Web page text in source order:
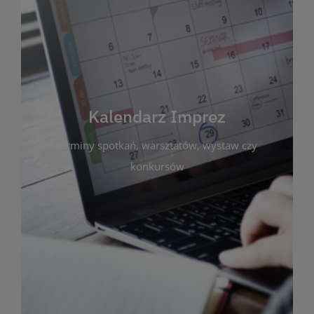
Kalendarz Imprez
terminy spotkań, warsztatów, wystaw czy
konkursów
Kalendarz Imprez
Zakładka ta gromadzi wszystkie planowane
wydarzenia kulturalne i edukacyjne organizowane
przez bibliotekę. Możesz tu sprawdzić terminy
spotkań, warsztatów, wystaw czy konkursów.
Dzięki przejrzystemu kalendarzowi łatwo
zaplanujesz udział w interesujących Cię
wydarzeniach. Aktualizujemy harmonogram na
bieżąco, by zawsze był zgodny z planem pracy
biblioteki. Zapraszamy do śledzenia i uczestnictwa
w życiu kulturalnym miasta!
WIĘCEJ